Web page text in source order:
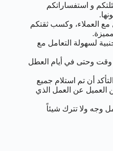
و استفساراتكم
مع العملاء، وكسب ثقتكم
لسهولة التعامل مع
وقت وحتى في أيام العطل
أن تم استلام جميع
العميل عن العمل الذي
وجه ولا تترك شيئاً